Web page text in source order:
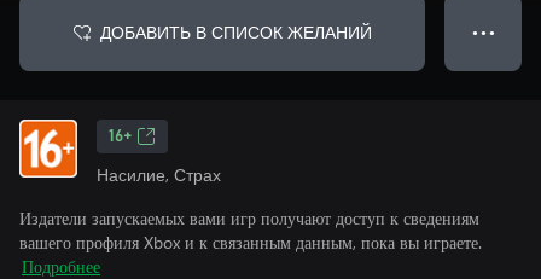
ДОБАВИТЬ В СПИСОК ЖЕЛАНИЙ ● ● ●
16+
Насилие, Страх
Издатели запускаемых вами игр получают доступ к сведениям
вашего профиля Xbox и к связанным данным, пока вы играете.
Подробнее